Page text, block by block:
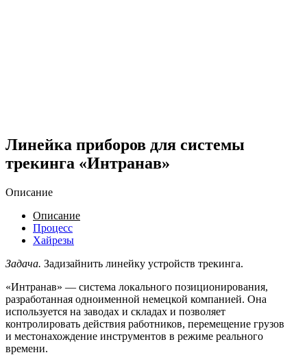
Линейка приборов для системы
трекинга «Интранав»
Описание
Описание
Процесс
Хайрезы
Задача. Задизайнить линейку устройств трекинга.
«Интранав» — система локального позиционирования,
разработанная одноименной немецкой компанией. Она
используется на заводах и складах и позволяет
контролировать действия работников, перемещение грузов
и местонахождение инструментов в режиме реального
времени.